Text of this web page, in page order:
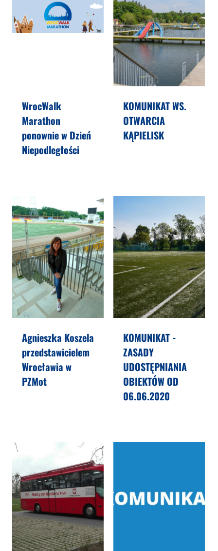
WrocWalk
Marathon
ponownie w Dzień
Niepodległości
KOMUNIKAT WS.
OTWARCIA
KĄPIELISK
Agnieszka Koszela
przedstawicielem
Wrocławia w
PZMot
KOMUNIKAT -
ZASADY
UDOSTĘPNIANIA
OBIEKTÓW OD
06.06.2020